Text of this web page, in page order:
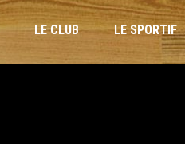
LE CLUB LE SPORTIF